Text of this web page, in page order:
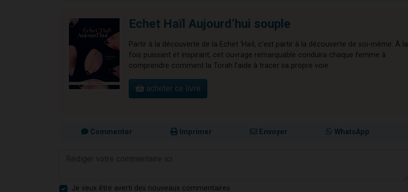
Echet Haïl Aujourd’hui souple
Partir à la découverte de la Echet ‘Haïl, c’est partir à la découverte de soi-même. À la
fois puissant et inspirant, cet ouvrage remarquable conduira chaque femme à
comprendre comment la Torah l’aide à tracer sa propre voie.
acheter ce livre
Commenter Imprimer Envoyer WhatsApp
Je veux être averti des nouveaux commentaires